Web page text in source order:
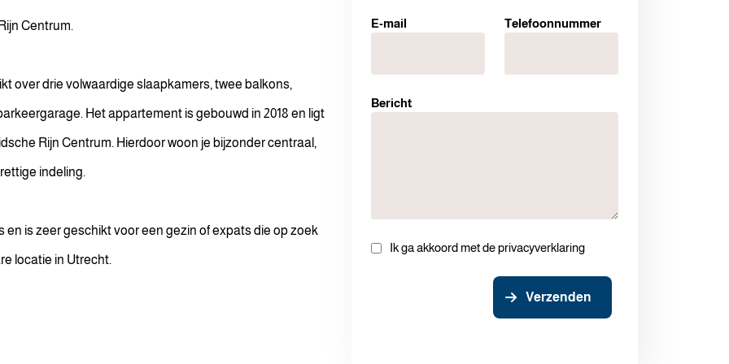
Centrum.
over drie volwaardige slaapkamers, twee balkons,
Het appartement is gebouwd in 2018 en ligt
Rijn Centrum. Hierdoor woon je bijzonder centraal,
indeling.
is zeer geschikt voor een gezin of expats die op zoek
locatie in Utrecht.
E-mail Telefoonnummer
Bericht
Ik ga akkoord met de privacyverklaring
Verzenden